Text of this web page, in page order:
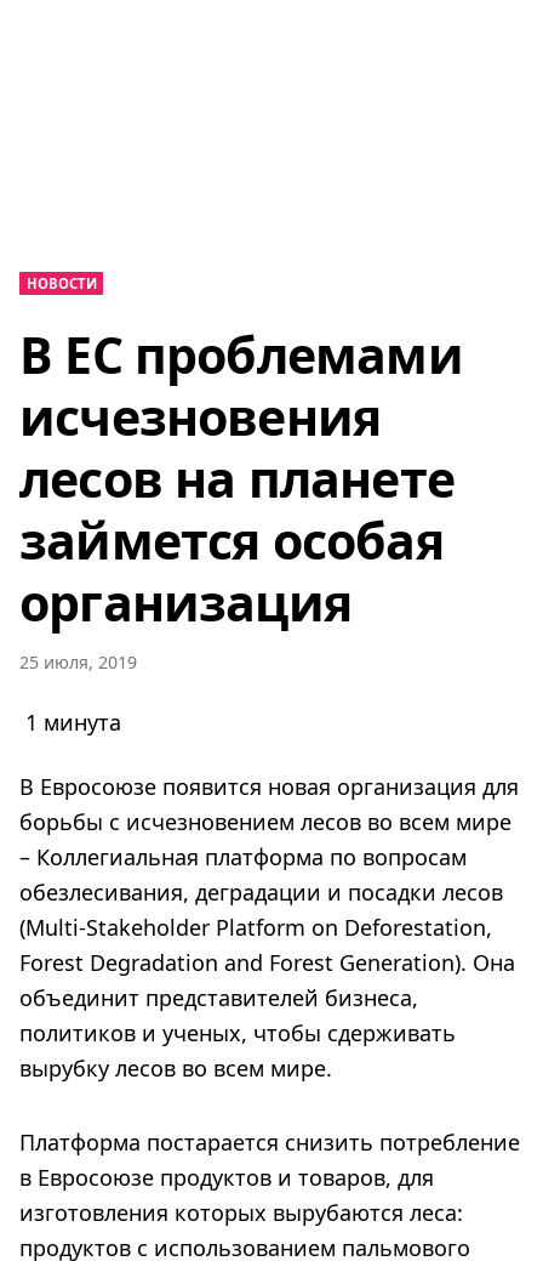
НОВОСТИ
В ЕС проблемами
исчезновения
лесов на планете
займется особая
организация
25 июля, 2019
1 минута
В Евросоюзе появится новая организация для
борьбы с исчезновением лесов во всем мире
– Коллегиальная платформа по вопросам
обезлесивания, деградации и посадки лесов
(Multi-Stakeholder Platform on Deforestation,
Forest Degradation and Forest Generation). Она
объединит представителей бизнеса,
политиков и ученых, чтобы сдерживать
вырубку лесов во всем мире.
Платформа постарается снизить потребление
в Евросоюзе продуктов и товаров, для
изготовления которых вырубаются леса:
продуктов с использованием пальмового